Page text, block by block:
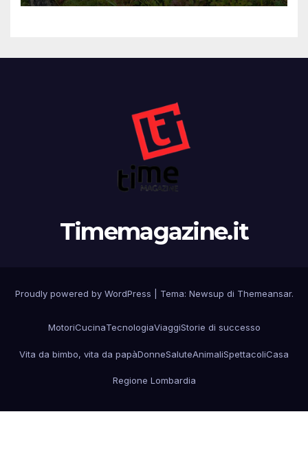
Timemagazine.it
Proudly powered by WordPress Tema: Newsup di Themeansar.
MotoriCucinaTecnologiaViaggiStorie di successo
Vita da bimbo, vita da papàDonneSaluteAnimaliSpettacoliCasa
Regione Lombardia